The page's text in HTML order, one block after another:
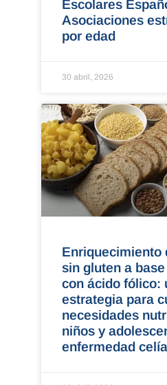
Escolares
Asociaciones
por edad
30 abril, 2026
Enriquecimiento
sin gluten a
con ácido fólico:
estrategia para
necesidades
niños y
enfermedad